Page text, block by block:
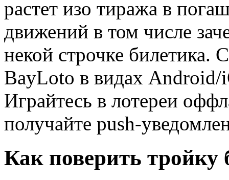
растет изо тиража в
движений в том числе
некой строчке билетика.
BayLoto в видах Android/
Играйтесь в лотереи
получайте push-
Как поверить тройку